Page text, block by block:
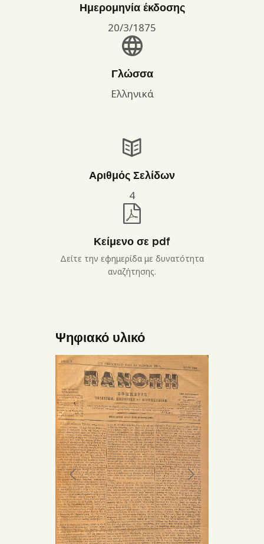
Ημερομηνία έκδοσης
20/3/1875
Γλώσσα
Ελληνικά
Αριθμός Σελίδων
4
Κείμενο σε pdf
Δείτε την εφημερίδα με δυνατότητα
αναζήτησης.
Ψηφιακό υλικό